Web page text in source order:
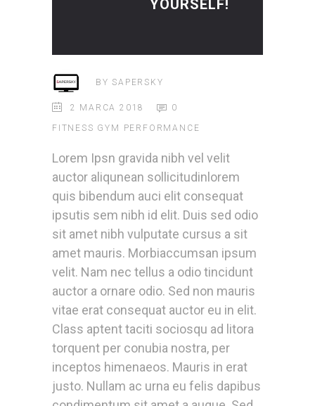
YOURSELF!
BY SAPERSKY
2 MARCA 2018 0
FITNESS GYM PERFORMANCE
Lorem Ipsn gravida nibh vel velit
auctor aliqunean sollicitudinlorem
quis bibendum auci elit consequat
ipsutis sem nibh id elit. Duis sed odio
sit amet nibh vulputate cursus a sit
amet mauris. Morbiaccumsan ipsum
velit. Nam nec tellus a odio tincidunt
auctor a ornare odio. Sed non mauris
vitae erat consequat auctor eu in elit.
Class aptent taciti sociosqu ad litora
torquent per conubia nostra, per
inceptos himenaeos. Mauris in erat
justo. Nullam ac urna eu felis dapibus